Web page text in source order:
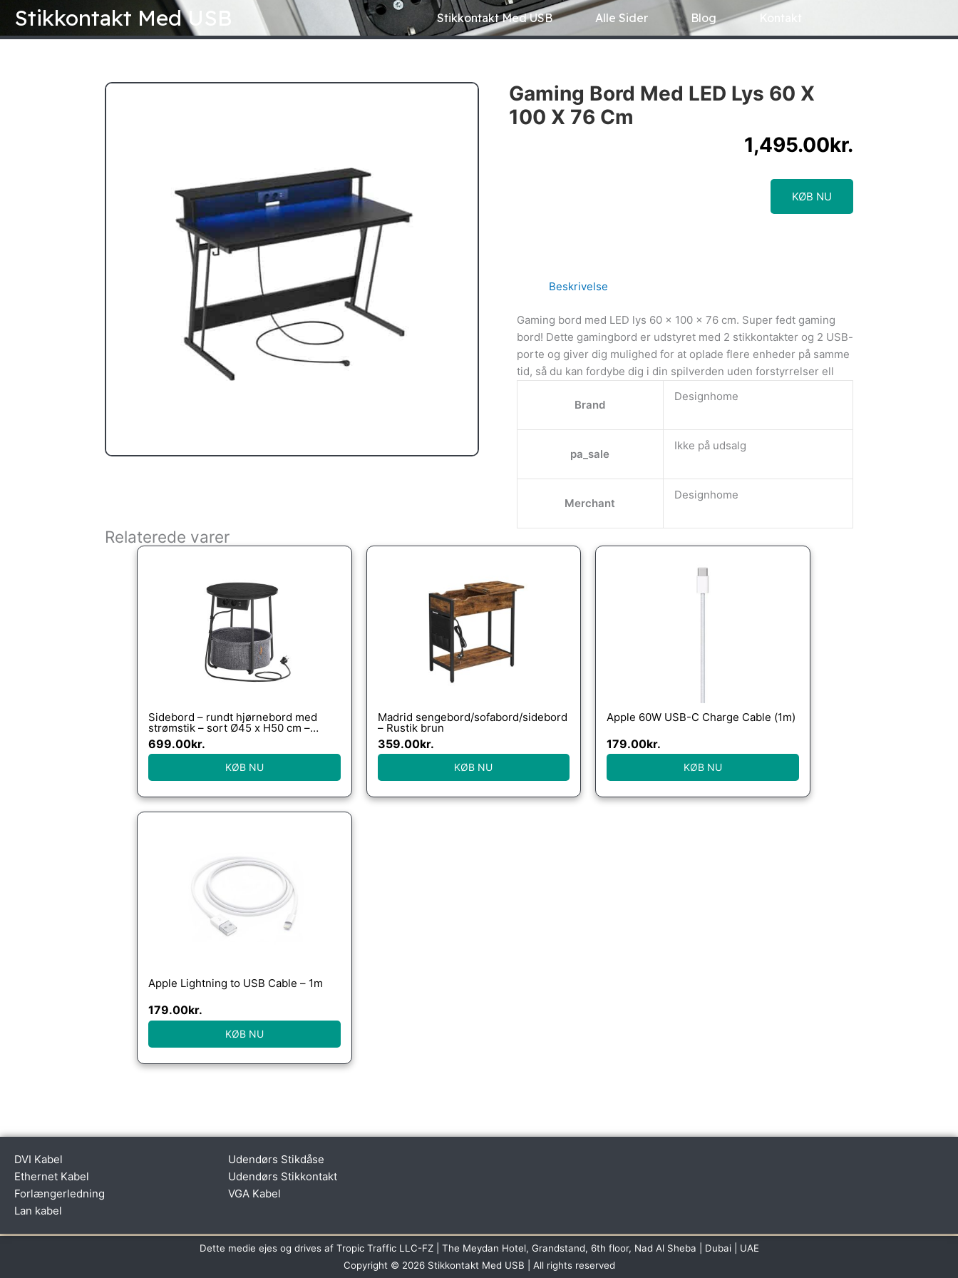
indholdet
Stikkontakt Med USB Stikkontakt Med USB Alle Sider Blog
Gaming Bord Med LED Lys 60 X
100 X 76 Cm
1,495.00kr.
KØB NU
Beskrivelse
Gaming bord med LED lys 60 x 100 x 76 cm. Super fedt gaming
bord! Dette gamingbord er udstyret med 2 stikkontakter og 2 USB-
porte og giver dig mulighed for at oplade flere enheder på samme
tid, så du kan fordybe dig i din spilverden uden forstyrrelser ell
Brand
Designhome
pa_sale
Ikke på udsalg
Merchant
Designhome
Relaterede varer
Sidebord – rundt hjørnebord med
strømstik – sort Ø45 x H50 cm –
Borde > Runde borde – Daily-Living
699.00kr.
KØB NU
Madrid sengebord/sofabord/sidebord
– Rustik brun
359.00kr.
KØB NU
Apple 60W USB-C Charge Cable (1m)
179.00kr.
KØB NU
Apple Lightning to USB Cable – 1m
179.00kr.
KØB NU
DVI Kabel
Ethernet Kabel
Forlængerledning
Lan kabel
Udendørs Stikdåse
Udendørs Stikkontakt
VGA Kabel
Dette medie ejes og drives af Tropic Traffic LLC-FZ | The Meydan Hotel, Grandstand, 6th floor, Nad Al Sheba | Dubai | UAE
Copyright © 2026 Stikkontakt Med USB | All rights reserved